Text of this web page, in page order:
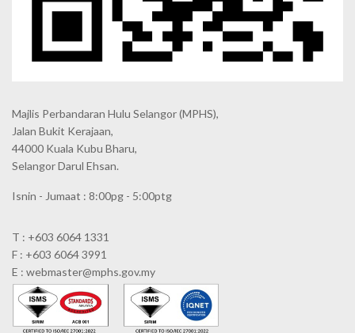
Majlis Perbandaran Hulu Selangor (MPHS),
Jalan Bukit Kerajaan,
44000 Kuala Kubu Bharu,
Selangor Darul Ehsan.
Isnin - Jumaat : 8:00pg - 5:00ptg
T : +603 6064 1331
F : +603 6064 3991
E : webmaster@mphs.gov.my